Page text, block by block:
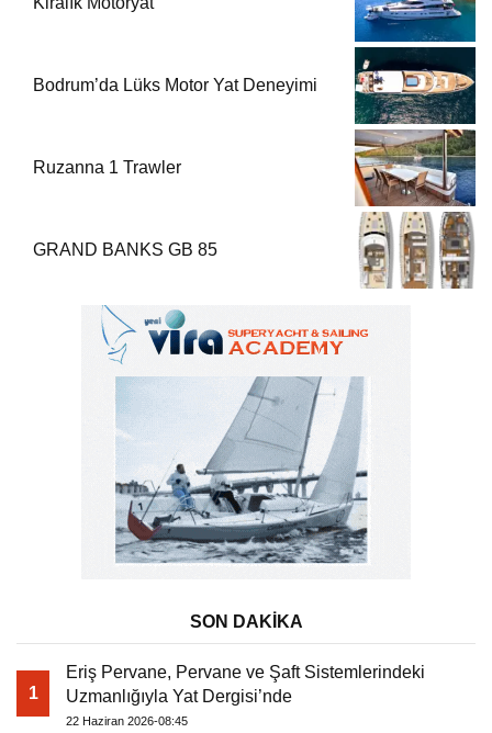
Bodrum’da Lüks Motor Yat Deneyimi
Ruzanna 1 Trawler
GRAND BANKS GB 85
SON DAKİKA
1
Eriş Pervane, Pervane ve Şaft Sistemlerindeki
Uzmanlığıyla Yat Dergisi’nde
22 Haziran 2026-08:45